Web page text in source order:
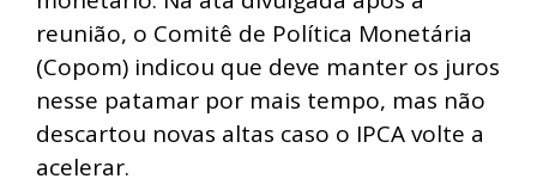
reunião, o Comitê de Política Monetária
(Copom) indicou que deve manter os juros
nesse patamar por mais tempo, mas não
descartou novas altas caso o IPCA volte a
acelerar.